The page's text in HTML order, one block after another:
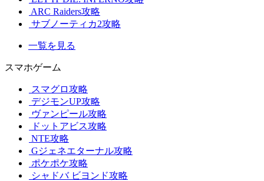
ARC Raiders攻略
サブノーティカ2攻略
一覧を見る
スマホゲーム
スマグロ攻略
デジモンUP攻略
ヴァンピール攻略
ドットアビス攻略
NTE攻略
Gジェネエターナル攻略
ポケポケ攻略
シャドバ ビヨンド攻略